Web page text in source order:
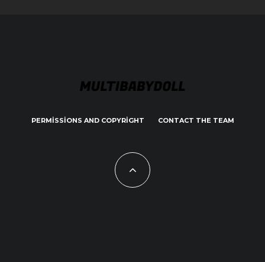
PERMISSIONS AND COPYRIGHT CONTACT THE TEAM